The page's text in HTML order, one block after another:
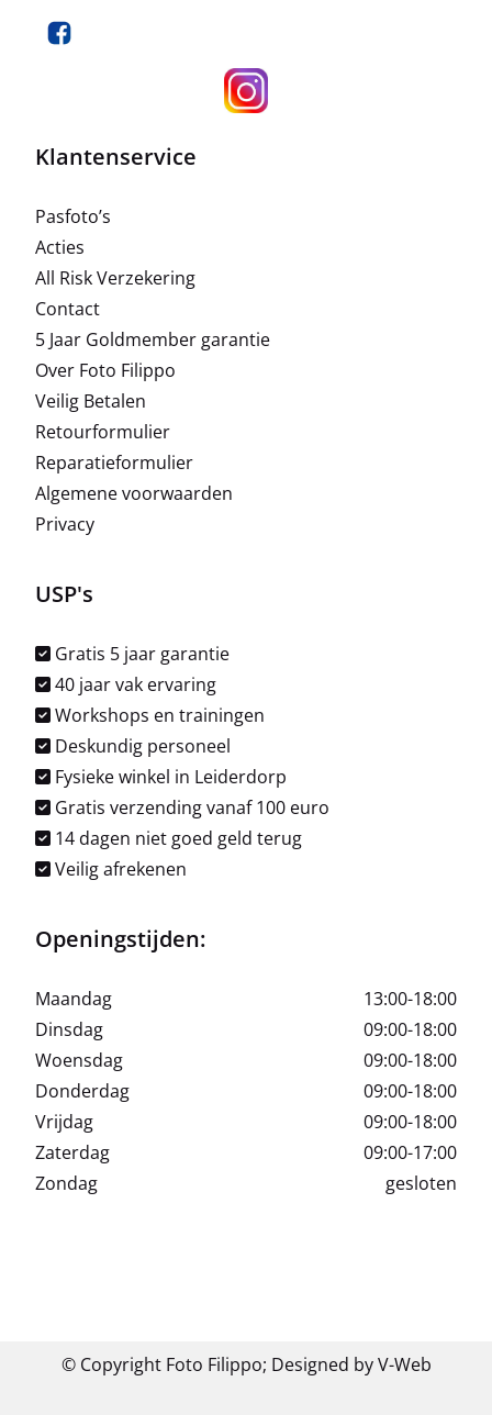
Klantenservice
Pasfoto’s
Acties
All Risk Verzekering
Contact
5 Jaar Goldmember garantie
Over Foto Filippo
Veilig Betalen
Retourformulier
Reparatieformulier
Algemene voorwaarden
Privacy
USP's
Gratis 5 jaar garantie
40 jaar vak ervaring
Workshops en trainingen
Deskundig personeel
Fysieke winkel in Leiderdorp
Gratis verzending vanaf 100 euro
14 dagen niet goed geld terug
Veilig afrekenen
Openingstijden:
Maandag
13:00-18:00
Dinsdag
09:00-18:00
Woensdag
09:00-18:00
Donderdag
09:00-18:00
Vrijdag
09:00-18:00
Zaterdag
09:00-17:00
Zondag
gesloten
© Copyright Foto Filippo; Designed by V-Web